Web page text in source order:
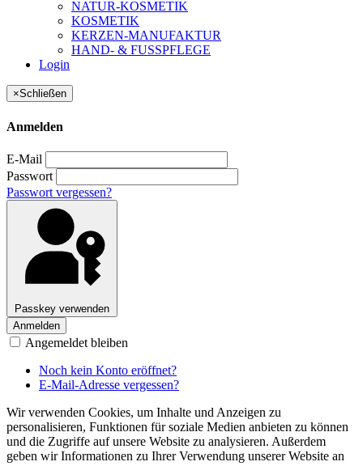
NATUR-KOSMETIK
KOSMETIK
KERZEN-MANUFAKTUR
HAND- & FUSSPFLEGE
Login
×Schließen
Anmelden
E-Mail
Passwort
Passwort vergessen?
Passkey verwenden
Anmelden
Angemeldet bleiben
Noch kein Konto eröffnet?
E-Mail-Adresse vergessen?
Wir verwenden Cookies, um Inhalte und Anzeigen zu
personalisieren, Funktionen für soziale Medien anbieten zu können
und die Zugriffe auf unsere Website zu analysieren. Außerdem
geben wir Informationen zu Ihrer Verwendung unserer Website an